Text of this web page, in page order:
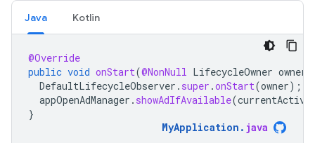
Java Kotlin
@Override
public void onStart(@NonNull LifecycleOwner owner
DefaultLifecycleObserver . super .onStart(owner);
appOpenAdManager . showAdIfAvailable(
}
MyApplication . java